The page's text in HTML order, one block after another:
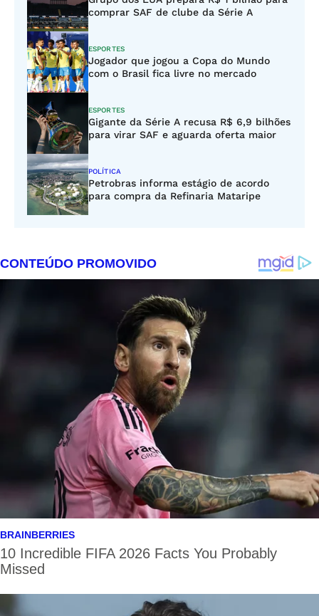
comprar SAF de clube da Série A
ESPORTES
Jogador que jogou a Copa do Mundo
com o Brasil fica livre no mercado
ESPORTES
Gigante da Série A recusa R$ 6,9 bilhões
para virar SAF e aguarda oferta maior
POLÍTICA
Petrobras informa estágio de acordo
para compra da Refinaria Mataripe